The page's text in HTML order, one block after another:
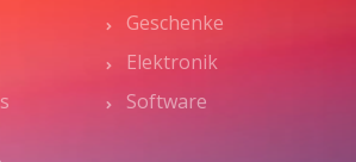
Geschenke
Elektronik
Software